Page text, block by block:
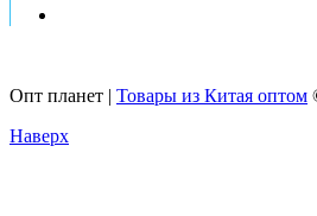
Опт планет | Товары из Китая оптом
Наверх